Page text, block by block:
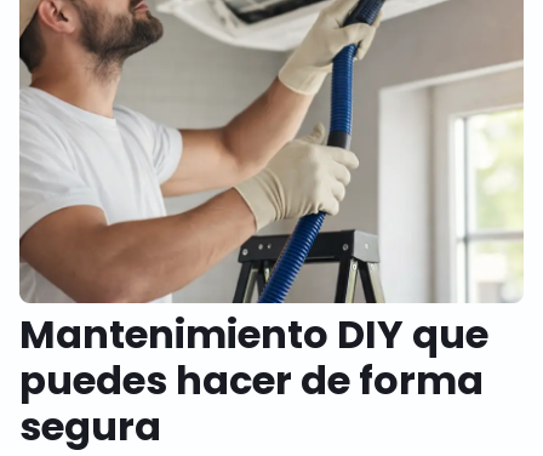
Mantenimiento DIY que
puedes hacer de forma
segura